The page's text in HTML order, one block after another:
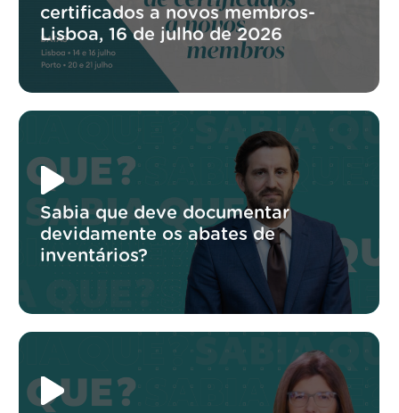
certificados a novos membros-
Lisboa, 16 de julho de 2026
Sabia que deve documentar
devidamente os abates de
inventários?